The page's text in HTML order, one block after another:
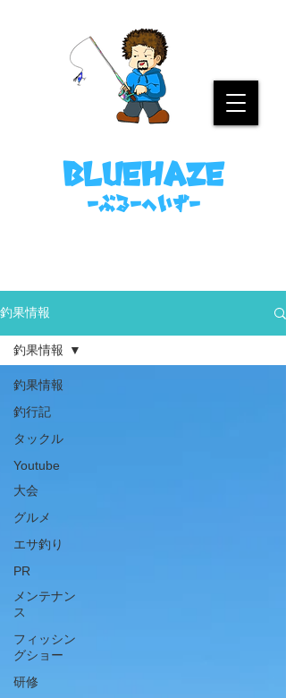
bluehaze
​－ぶるーへいずー
釣果情報
釣果情報
釣行記
タックル
Youtube
大会
グルメ
エサ釣り
PR
メンテナン
ス
フィッシン
グショー
研修
釣果情報